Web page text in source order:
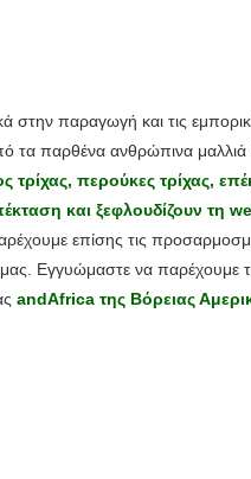
στην παραγωγή και τις
τα παρθένα ανθρώπινα
τρίχας, περούκες τρίχας,
και ξεφλουδίζουν τη
επίσης τις
μας. Εγγυώμαστε να παρέχουμε
andAfrica της Βόρειας